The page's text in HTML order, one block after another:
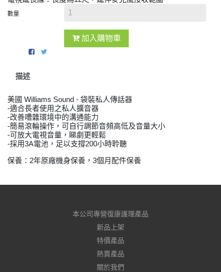
數量
加入購物車
描述
美國 Williams Sound - 袋裝私人傳話器
-適合長者使用之私人擴音器
-改善嘈雜環境中的溝通能力
-簡易滾輪操作，可自行調節音頻高低及音量大小
-可放大電視音量，睇劇更輕鬆
-採用3A電池，足以支撐200小時聆聽
保養：2年原廠機身保養，3個月配件保養
本公司專營復康護理產品
新品上架
特價產品
熱賣產品
關於我們